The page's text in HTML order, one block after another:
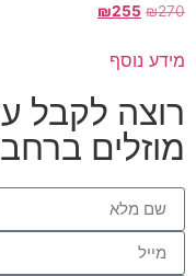
₪270
₪255
מידע נוסף
רוצה לקבל
מוזלים